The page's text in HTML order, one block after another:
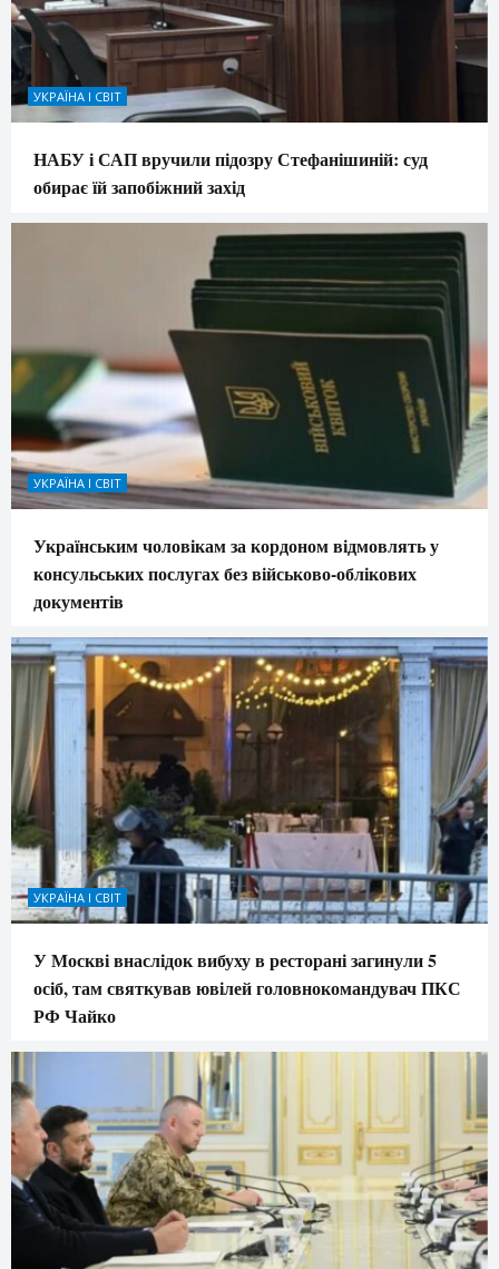
УКРАЇНА І СВІТ
НАБУ і САП вручили підозру Стефанішиній: суд
обирає їй запобіжний захід
УКРАЇНА І СВІТ
Українським чоловікам за кордоном відмовлять у
консульських послугах без військово-облікових
документів
УКРАЇНА І СВІТ
У Москві внаслідок вибуху в ресторані загинули 5
осіб, там святкував ювілей головнокомандувач ПКС
РФ Чайко